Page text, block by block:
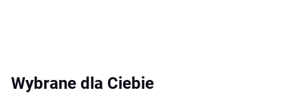
Wybrane dla Ciebie